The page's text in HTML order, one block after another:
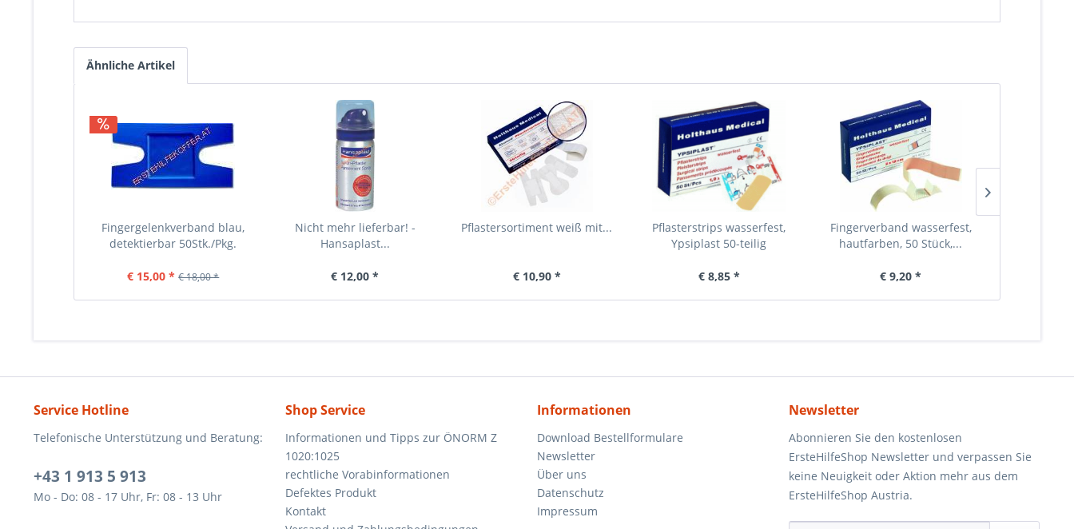
Ähnliche Artikel
Fingergelenkverband blau,
detektierbar 50Stk./Pkg.
€ 15,00 * € 18,00 *
Nicht mehr lieferbar! -
Hansaplast...
€ 12,00 *
Pflastersortiment weiß mit...
€ 10,90 *
Pflasterstrips wasserfest,
Ypsiplast 50-teilig
€ 8,85 *
Fingerverband wasserfest,
hautfarben, 50 Stück,...
€ 9,20 *
Service Hotline
Telefonische Unterstützung und Beratung:
+43 1 913 5 913
Mo - Do: 08 - 17 Uhr, Fr: 08 - 13 Uhr
Shop Service
Informationen und Tipps zur ÖNORM Z
1020:1025
rechtliche Vorabinformationen
Defektes Produkt
Kontakt
Informationen
Download Bestellformulare
Newsletter
Über uns
Datenschutz
Impressum
Newsletter
Abonnieren Sie den kostenlosen
ErsteHilfeShop Newsletter und verpassen Sie
keine Neuigkeit oder Aktion mehr aus dem
ErsteHilfeShop Austria.